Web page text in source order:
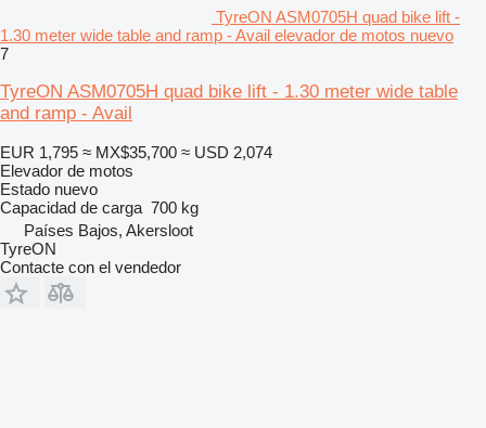
TyreON ASM0705H quad bike lift -
1.30 meter wide table and ramp - Avail elevador de motos nuevo
7
TyreON ASM0705H quad bike lift - 1.30 meter wide table
and ramp - Avail
EUR 1,795 ≈ MX$35,700 ≈ USD 2,074
Elevador de motos
Estado nuevo
Capacidad de carga 700 kg
Países Bajos, Akersloot
TyreON
Contacte con el vendedor